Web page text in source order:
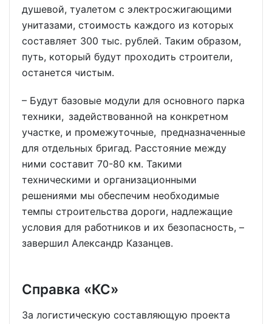
душевой, туалетом с электросжигающими
унитазами, стоимость каждого из которых
составляет 300 тыс. рублей. Таким образом,
путь, который будут проходить строители,
останется чистым.
– Будут базовые модули для основного парка
техники, задействованной на конкретном
участке, и промежуточные, предназначенные
для отдельных бригад. Расстояние между
ними составит 70-80 км. Такими
техническими и организационными
решениями мы обеспечим необходимые
темпы строительства дороги, надлежащие
условия для работников и их безопасность, –
завершил Александр Казанцев.
Справка «КС»
За логистическую составляющую проекта